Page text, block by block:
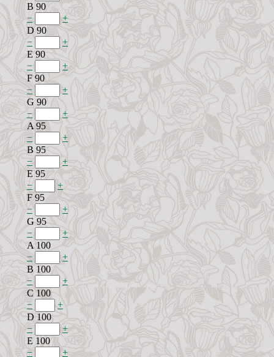
B 90
−
+
D 90
−
+
E 90
−
+
F 90
−
+
G 90
−
+
A 95
−
+
B 95
−
+
E 95
−
+
F 95
−
+
G 95
−
+
A 100
−
+
B 100
−
+
C 100
−
+
D 100
−
+
E 100
−
+